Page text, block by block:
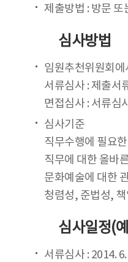
제출방법 : 방문
심사방법
임원추천위원회
서류심사 : 제출서
면접심사 : 서류심
심사기준
직무수행에 필요
직무에 대한 올바
문화예술에 대한
청렴성, 준법성,
심사일정(
서류심사 : 2014.